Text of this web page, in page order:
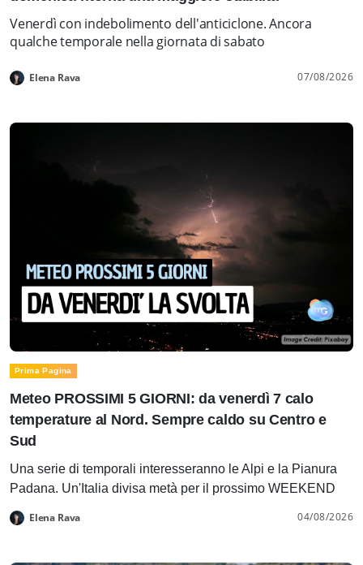
Venerdì con indebolimento dell'anticiclone. Ancora
qualche temporale nella giornata di sabato
Elena Rava 07/08/2026
Prima Pagina
Meteo PROSSIMI 5 GIORNI: da venerdì 7 calo
temperature al Nord. Sempre caldo su Centro e
Sud
Una serie di temporali interesseranno le Alpi e la Pianura
Padana. Un'Italia divisa metà per il prossimo WEEKEND
Elena Rava 04/08/2026